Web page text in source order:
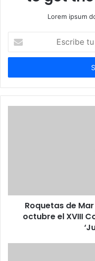
Lorem ipsum
correo
Roquetas de
octubre el XVIII